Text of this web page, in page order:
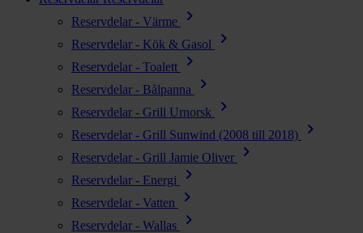
Reservdelar - Värme
chevron_right
Reservdelar - Kök & Gasol chevron_right
Reservdelar - Toalett chevron_right
Reservdelar - Bålpanna chevron_right
Reservdelar - Grill Urnorsk chevron_right
Reservdelar - Grill Sunwind (2008 till 2018) chevron_right
Reservdelar - Grill Jamie Oliver chevron_right
Reservdelar - Energi chevron_right
Reservdelar - Vatten chevron_right
Reservdelar - Wallas
chevron_right